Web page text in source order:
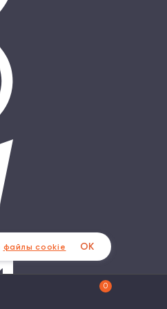
0
файлы cookie ОК